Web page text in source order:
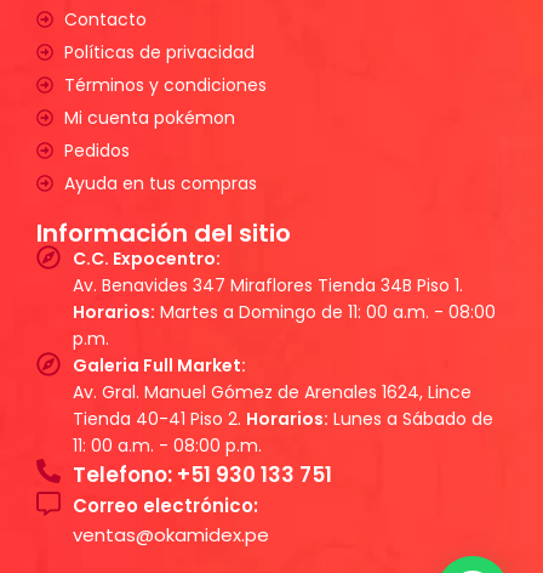
Contacto
Políticas de privacidad
Términos y condiciones
Mi cuenta pokémon
Pedidos
Ayuda en tus compras
Información del sitio
C.C. Expocentro:
Av. Benavides 347 Miraflores Tienda 34B Piso 1.
Horarios: Martes a Domingo de 11: 00 a.m. - 08:00
p.m.
Galeria Full Market:
Av. Gral. Manuel Gómez de Arenales 1624, Lince
Tienda 40-41 Piso 2. Horarios: Lunes a Sábado de
11: 00 a.m. - 08:00 p.m.
Telefono: +51 930 133 751
Correo electrónico:
ventas@okamidex.pe